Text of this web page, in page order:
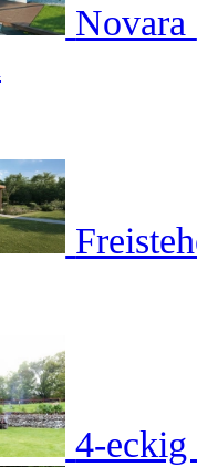
Novara
4-eckig